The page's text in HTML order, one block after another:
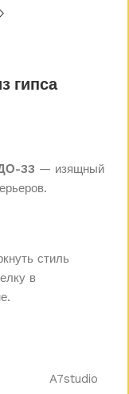
гипса
33 — изящный
стиль
в
A7studio